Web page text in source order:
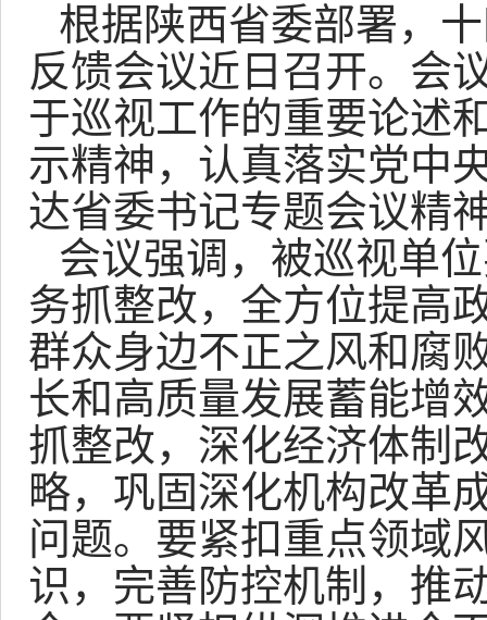
根据陕西省委部署，
反馈会议近日召开。会
于巡视工作的重要论述
示精神，认真落实党中
达省委书记专题会议精
会议强调，被巡视单
务抓整改，全方位提高
群众身边不正之风和腐
长和高质量发展蓄能增
抓整改，深化经济体制
略，巩固深化机构改革
问题。要紧扣重点领域
识，完善防控机制，推